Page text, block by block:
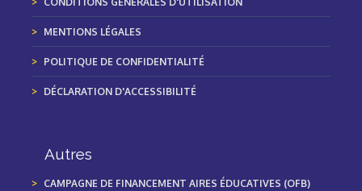
MENTIONS LÉGALES
POLITIQUE DE CONFIDENTIALITÉ
DÉCLARATION D'ACCESSIBILITÉ
Autres
CAMPAGNE DE FINANCEMENT AIRES ÉDUCATIVES (OFB)